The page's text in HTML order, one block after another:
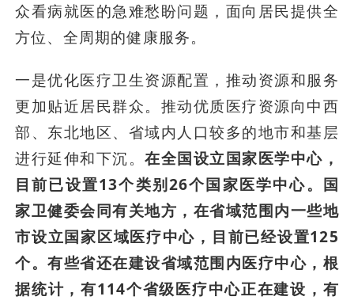
众看病就医的急难愁盼问题，面向居民提供全
方位、全周期的健康服务。
一是优化医疗卫生资源配置，推动资源和服务
更加贴近居民群众。推动优质医疗资源向中西
部、东北地区、省域内人口较多的地市和基层
进行延伸和下沉。在全国设立国家医学中心，
目前已设置13个类别26个国家医学中心。国
家卫健委会同有关地方，在省域范围内一些地
市设立国家区域医疗中心，目前已经设置125
个。有些省还在建设省域范围内医疗中心，根
据统计，有114个省级医疗中心正在建设，有